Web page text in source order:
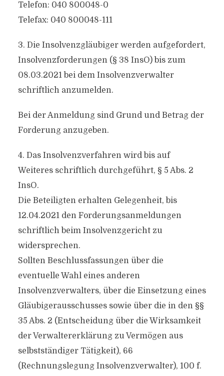
Telefon: 040 800048-0
Telefax: 040 800048-111
3. Die Insolvenzgläubiger werden aufgefordert,
Insolvenzforderungen (§ 38 InsO) bis zum
08.03.2021 bei dem Insolvenzverwalter
schriftlich anzumelden.
Bei der Anmeldung sind Grund und Betrag der
Forderung anzugeben.
4. Das Insolvenzverfahren wird bis auf
Weiteres schriftlich durchgeführt, § 5 Abs. 2
InsO.
Die Beteiligten erhalten Gelegenheit, bis
12.04.2021 den Forderungsanmeldungen
schriftlich beim Insolvenzgericht zu
widersprechen.
Sollten Beschlussfassungen über die
eventuelle Wahl eines anderen
Insolvenzverwalters, über die Einsetzung eines
Gläubigerausschusses sowie über die in den §§
35 Abs. 2 (Entscheidung über die Wirksamkeit
der Verwaltererklärung zu Vermögen aus
selbstständiger Tätigkeit), 66
(Rechnungslegung Insolvenzverwalter), 100 f.